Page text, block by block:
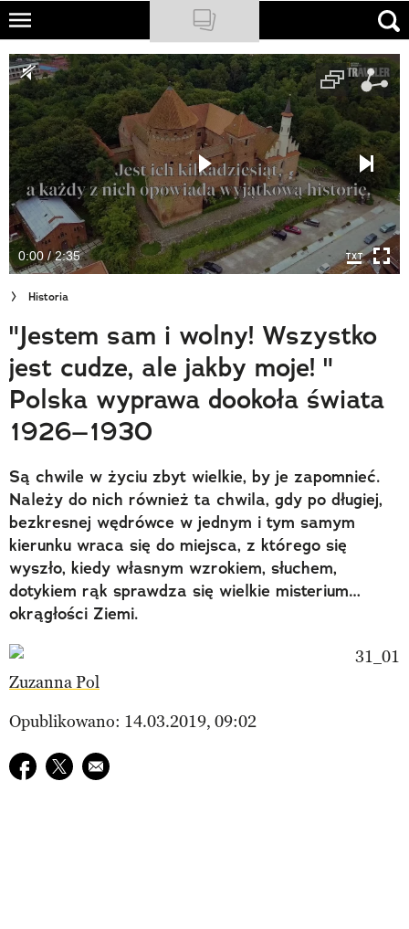
Skip
main
content
NATIONAL GEOGRAPHIC
TRAVELER
PODCASTY
Sklep
Newsletter
Cuda Polski
Wielki Konkurs Fotograficzny
Trendbook Podróżniczy
Polecane
0:00 / 2:35
Historia
"Jestem sam i wolny! Wszystko
jest cudze, ale jakby moje! "
Polska wyprawa dookoła świata
1926–1930
Są chwile w życiu zbyt wielkie, by je zapomnieć.
Należy do nich również ta chwila, gdy po długiej,
bezkresnej wędrówce w jednym i tym samym
kierunku wraca się do miejsca, z którego się
wyszło, kiedy własnym wzrokiem, słuchem,
dotykiem rąk sprawdza się wielkie misterium…
okrągłości Ziemi.
Zuzanna Pol
Opublikowano: 14.03.2019, 09:02
Udostępnij na facebook
Udostępnij na twitter
E-mail do przyjaciela